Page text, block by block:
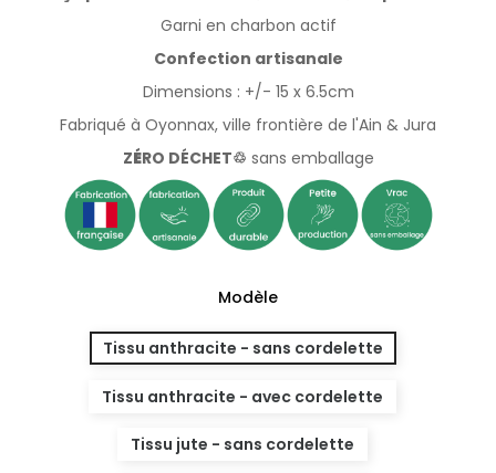
Garni en charbon actif
Confection artisanale
Dimensions : +/- 15 x 6.5cm
Fabriqué à Oyonnax, ville frontière de l'Ain & Jura
ZÉRO DÉCHET♲ sans emballage
Modèle
Tissu anthracite - sans cordelette
Tissu anthracite - avec cordelette
Tissu jute - sans cordelette